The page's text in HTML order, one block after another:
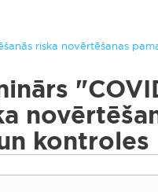
riska novērtēšanas
kontroles